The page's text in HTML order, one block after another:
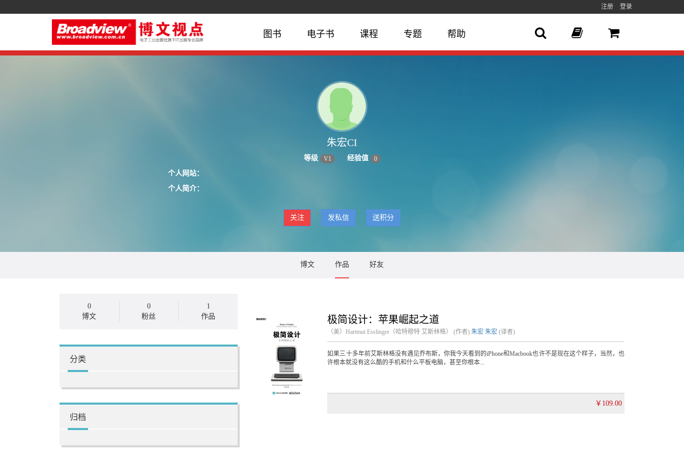
注册 登录
图书 电子书 课程 专题 帮助
朱宏CI
等级 V1 经验值 0
个人网站：
个人简介：
关注 发私信 送积分
博文 作品 好友
0
博文
0
粉丝
1
作品
分类
归档
极简设计：苹果崛起之道
（美）Hartmut Esslinger（哈特穆特 艾斯林格） (作者)朱宏 朱宏(译者)
如果三十多年前艾斯林格没有遇见乔布斯，你我今天看到的iPhone和Macbook也许不是现在这个样子，当然，也
许根本就没有这么酷的手机和什么平板电脑，甚至你根本...
￥109.00